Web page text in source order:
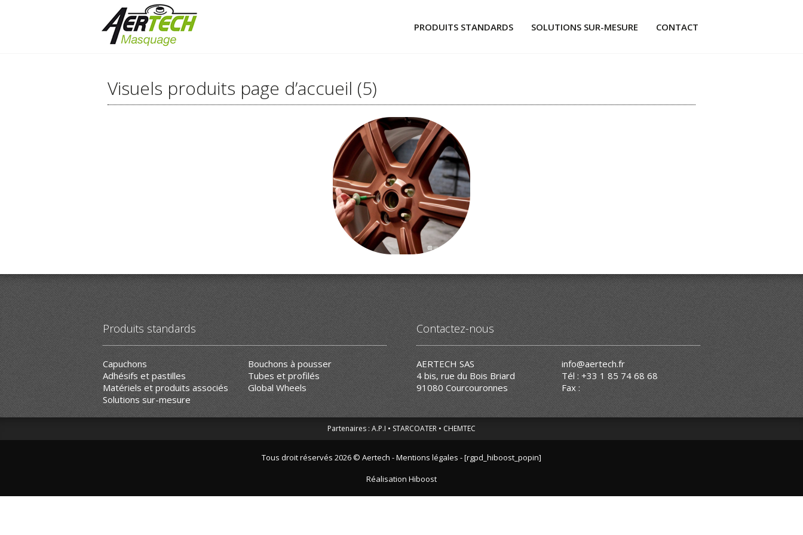
PRODUITS STANDARDS
BOUCHONS À TIRER
TUBES ET PROFILÉS
ADHÉSIFS ET PASTILLES
MATÉRIELS ET PRODUITS ASSOCIÉS
GLOBAL WHEELS
SOLUTIONS SUR-MESURE CONTACT
Visuels produits page d’accueil (5)
Produits standards
Capuchons
Bouchons à pousser
Adhésifs et pastilles
Tubes et profilés
Matériels et produits associés
Global Wheels
Solutions sur-mesure
Contactez-nous
AERTECH SAS
4 bis, rue du Bois Briard
91080 Courcouronnes
info@aertech.fr
Tél : +33 1 85 74 68 68
Fax :
Partenaires : A.P.I STARCOATER CHEMTEC
Tous droit réservés 2026 © Aertech -Mentions légales - [rgpd_hiboost_popin]
Réalisation Hiboost